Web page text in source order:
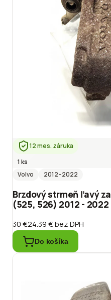
12 mes. záruka
1 ks
Volvo
2012–2022
Brzdový strmeň ľavý
(525, 526) 2012 - 2022
30 €24.39 €bez DPH
Do košíka